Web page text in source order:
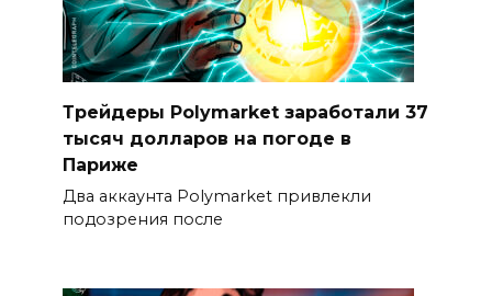
Трейдеры Polymarket заработали 37
тысяч долларов на погоде в
Париже
Два аккаунта Polymarket привлекли
подозрения после